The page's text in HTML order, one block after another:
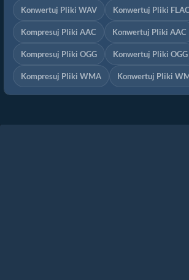
Konwertuj Pliki WAV Konwertuj Pliki FLAC
Kompresuj Pliki AAC Konwertuj Pliki AAC
Kompresuj Pliki OGG Konwertuj Pliki OGG
Kompresuj Pliki WMA Konwertuj Pliki